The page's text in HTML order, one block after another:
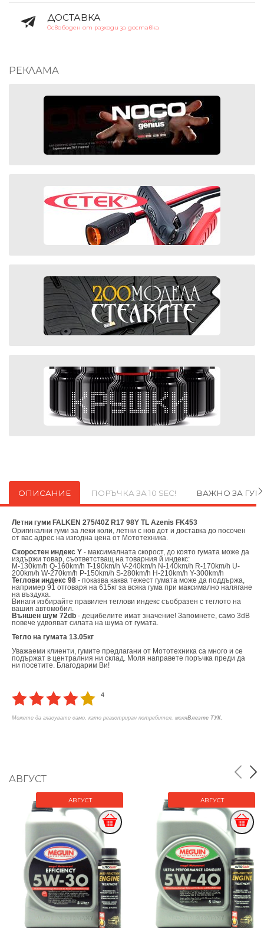
ДОСТАВКА
Освободен от разходи за доставка
РЕКЛАМА
ОПИСАНИЕ ПОРЪЧКА ЗА 10 SEC! ВАЖНО ЗА
Летни гуми FALKEN 275/40Z R17 98Y TL Azenis FK453
Оригинални гуми за леки коли, летни с нов дот и доставка до посочен
от вас адрес на изгодна цена от Мототехника.
Скоростен индекс Y - максималната скорост, до която гумата може да
издържи товар, съответстващ на товарния й индекс:
M-130km/h Q-160km/h T-190km/h V-240km/h N-140km/h R-170km/h U-
200km/h W-270km/h P-150km/h S-280km/h H-210km/h Y-300km/h
Теглови индекс 98 - показва каква тежест гумата може да поддържа,
например 91 отговаря на 615кг за всяка гума при максимално налягане
на въздуха.
Винаги избирайте правилен теглови индекс съобразен с теглото на
вашия автомобил.
Външен шум 72db - децибелите имат значение! Запомнете, само 3dB
повече удвояват силата на шума от гумата.
Тегло на гумата 13.05кг
Уважаеми клиенти, гумите предлагани от Мототехника са много и се
подържат в централния ни склад. Моля направете поръчка преди да
ни посетите. Благодарим Ви!
4
Можете да гласувате само, като регистриран потребител, моляВлезте ТУК
АВГУСТ
АВГУСТ АВГУСТ